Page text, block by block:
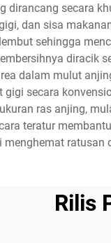
dirancang secara
dan sisa
sehingga
diracik
dalam mulut
secara
ras anjing,
teratur
menghemat
Rilis